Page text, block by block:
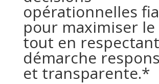
opérationnelles
pour maximiser
tout en
démarche
et transparente.*